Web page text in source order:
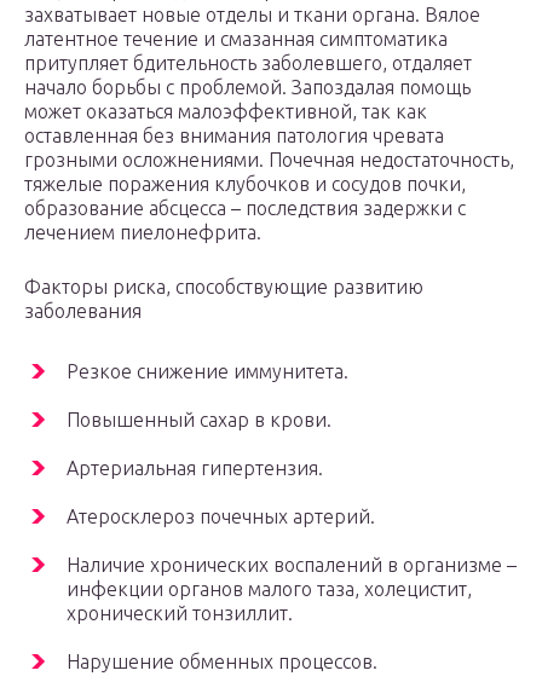
захватывает новые отделы и ткани органа. Вялое
латентное течение и смазанная симптоматика
притупляет бдительность заболевшего, отдаляет
начало борьбы с проблемой. Запоздалая помощь
может оказаться малоэффективной, так как
оставленная без внимания патология чревата
грозными осложнениями. Почечная недостаточность,
тяжелые поражения клубочков и сосудов почки,
образование абсцесса – последствия задержки с
лечением пиелонефрита.
Факторы риска, способствующие развитию
заболевания
Резкое снижение иммунитета.
Повышенный сахар в крови.
Артериальная гипертензия.
Атеросклероз почечных артерий.
Наличие хронических воспалений в организме –
инфекции органов малого таза, холецистит,
хронический тонзиллит.
Нарушение обменных процессов.